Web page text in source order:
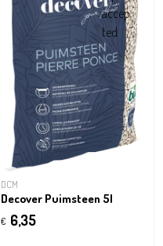
DCM
Decover Puimsteen 5l
€ 6,35